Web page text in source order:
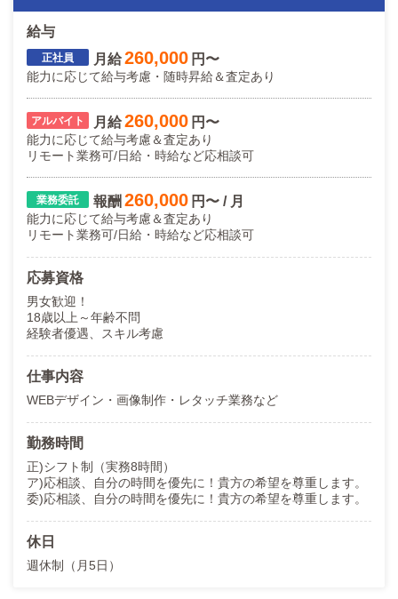
給与
月給260,000 円〜
能力に応じて給与考慮・随時昇給＆査定あり
月給260,000 円〜
能力に応じて給与考慮＆査定あり
リモート業務可/日給・時給など応相談可
報酬 260,000 円〜 / 月
能力に応じて給与考慮＆査定あり
リモート業務可/日給・時給など応相談可
応募資格
男女歓迎！
18歳以上～年齢不問
経験者優遇、スキル考慮
仕事内容
WEBデザイン・画像制作・レタッチ業務など
勤務時間
正)シフト制（実務8時間）
ア)応相談、自分の時間を優先に！貴方の希望を尊重します。
委)応相談、自分の時間を優先に！貴方の希望を尊重します。
休日
週休制（月5日）